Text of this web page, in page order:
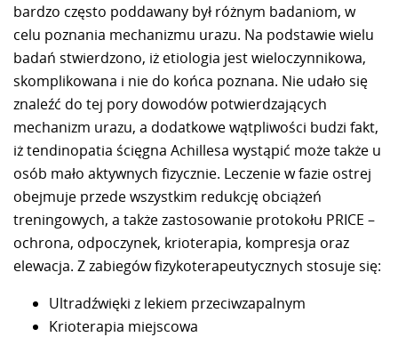
bardzo często poddawany był różnym badaniom, w
celu poznania mechanizmu urazu. Na podstawie wielu
badań stwierdzono, iż etiologia jest wieloczynnikowa,
skomplikowana i nie do końca poznana. Nie udało się
znaleźć do tej pory dowodów potwierdzających
mechanizm urazu, a dodatkowe wątpliwości budzi fakt,
iż tendinopatia ścięgna Achillesa wystąpić może także u
osób mało aktywnych fizycznie. Leczenie w fazie ostrej
obejmuje przede wszystkim redukcję obciążeń
treningowych, a także zastosowanie protokołu PRICE –
ochrona, odpoczynek, krioterapia, kompresja oraz
elewacja. Z zabiegów fizykoterapeutycznych stosuje się:
Ultradźwięki z lekiem przeciwzapalnym
Krioterapia miejscowa